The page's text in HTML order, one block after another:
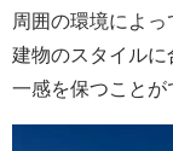
周囲の環境によっ
建物のスタイル
一感を保つことが